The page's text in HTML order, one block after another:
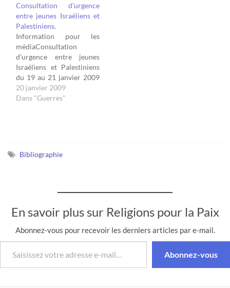
février 2007 à 20h30 –
Théâtre Comoedia à
AUBAGNE Les
intervenants : -
Communauté israélite,
Jacques Ouaknin, Grand
Rabbin -…
Consultation d’urgence
entre jeunes Israéliens et
Palestiniens.
Information pour les
médiaConsultation
d’urgence entre jeunes
Israéliens et Palestiniens
du 19 au 21 janvier 2009
Salle de conférence, Hôtel
Ibis Gare de l’Est, 6 rue
tradlabidi.fib@orange.fr
20 janvier 2009
Dans "Guerres"
Bibliographie
En savoir plus sur Religions pour la Paix
Abonnez-vous pour recevoir les derniers articles par e-mail.
Saisissez votre adresse e-mail…
Abonnez-vous